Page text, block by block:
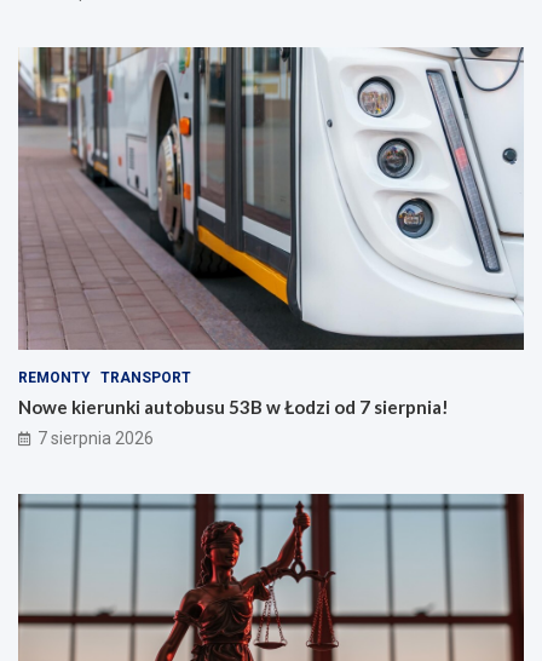
REMONTY TRANSPORT
Nowe kierunki autobusu 53B w Łodzi od 7 sierpnia!
7 sierpnia 2026